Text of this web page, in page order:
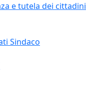
e tutela dei cittadini
Sindaco